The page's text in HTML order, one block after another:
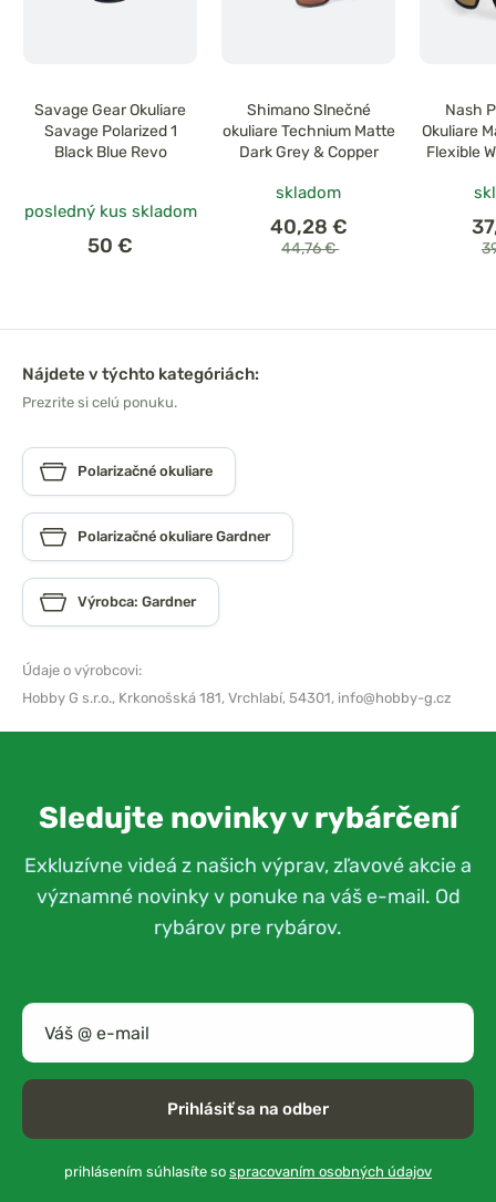
Savage Gear Okuliare
Savage Polarized 1
Black Blue Revo
posledný kus skladom
50 €
Shimano Slnečné
okuliare Technium Matte
Dark Grey & Copper
skladom
40,28 €
44,76 €
Nash
Okuliare
Flexible
Nájdete v týchto kategóriách:
Prezrite si celú ponuku.
Polarizačné okuliare
Polarizačné okuliare Gardner
Výrobca: Gardner
Údaje o výrobcovi:
Hobby G s.r.o., Krkonošská 181, Vrchlabí, 54301, info@hobby-g.cz
Sledujte novinky v rybárčení
Exkluzívne videá z našich výprav, zľavové akcie a
významné novinky v ponuke na váš e-mail. Od
rybárov pre rybárov.
Prihlásiť sa na odber
prihlásením súhlasíte so spracovaním osobných údajov